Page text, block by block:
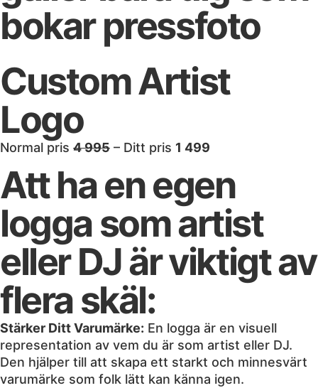
bokar pressfoto​
Custom Artist
Logo
Normal pris 4 995 – Ditt pris 1 499
Att ha en egen
logga som artist
eller DJ är viktigt av
flera skäl:
Stärker Ditt Varumärke: En logga är en visuell
representation av vem du är som artist eller DJ.
Den hjälper till att skapa ett starkt och minnesvärt
varumärke som folk lätt kan känna igen.